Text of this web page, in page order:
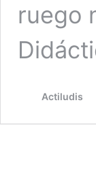
ruego
Actiludis